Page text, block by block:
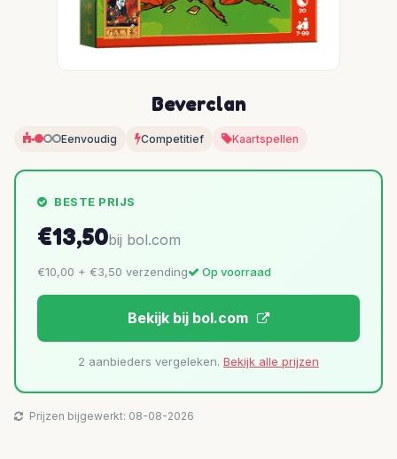
Beverclan
Eenvoudig Competitief Kaartspellen
BESTE PRIJS
€13,50bij bol.com
€10,00 + €3,50 verzending Op voorraad
Bekijk bij bol.com
2 aanbieders vergeleken. Bekijk alle prijzen
Prijzen bijgewerkt: 08-08-2026